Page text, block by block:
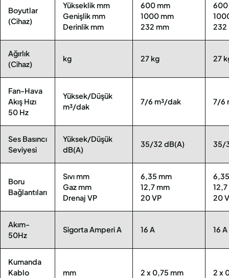
Boyutlar
(Cihaz)
Yükseklik mm
Genişlik mm
Derinlik mm
600 mm
1000 mm
232 mm
600
232
Ağırlık
(Cihaz)
kg 27 kg 27
Fan-Hava
Akış Hızı
50 Hz
Yüksek/Düşük
m³/dak
7/6 m³/dak 7/6
Ses Basıncı
Seviyesi
Yüksek/Düşük
dB(A)
35/32 dB(A) 35/
Boru
Bağlantıları
Sıvı mm
Gaz mm
Drenaj VP
6,35 mm
12,7 mm
20 VP
20
Akım-
50Hz
Sigorta Amperi A 16 A 16 A
Kumanda
Kablo
mm 2 x 0,75 mm 2 x